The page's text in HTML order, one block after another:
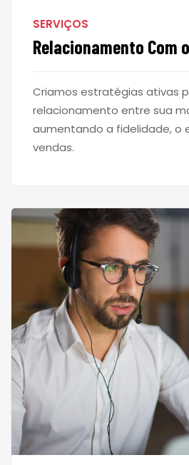
SERVIÇOS
Relacionamento Com
Criamos estratégias ativas
relacionamento entre sua
aumentando a fidelidade, o
vendas.